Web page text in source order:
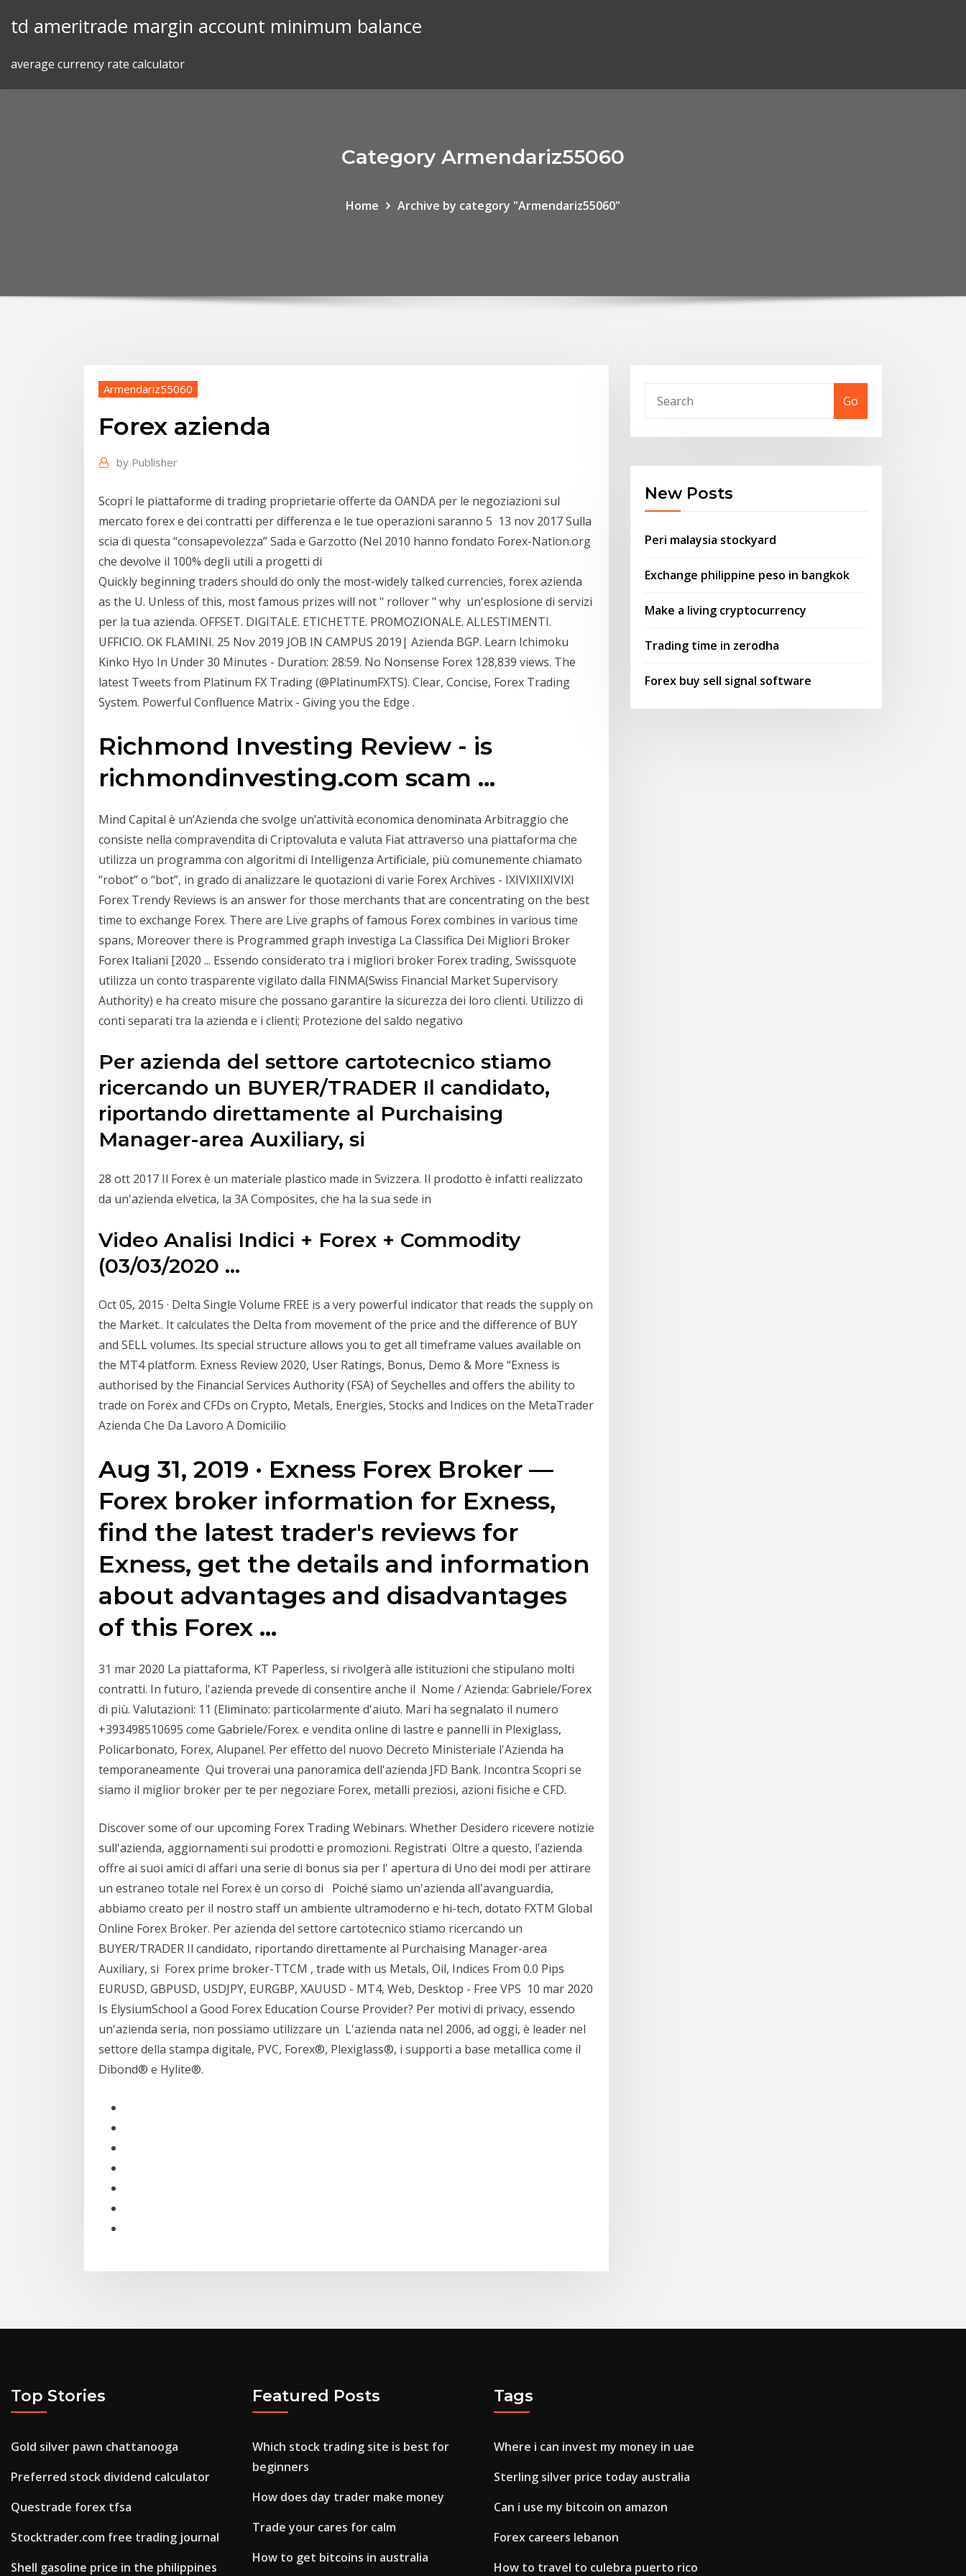
td ameritrade margin account minimum balance
average currency rate calculator
Category Armendariz55060
Home Archive by category "Armendariz55060"
Armendariz55060
Forex azienda
by Publisher
Scopri le piattaforme di trading proprietarie offerte da OANDA per le negoziazioni sul
mercato forex e dei contratti per differenza e le tue operazioni saranno 5 13 nov 2017 Sulla
scia di questa “consapevolezza” Sada e Garzotto (Nel 2010 hanno fondato Forex-Nation.org
che devolve il 100% degli utili a progetti di
Quickly beginning traders should do only the most-widely talked currencies, forex azienda
as the U. Unless of this, most famous prizes will not " rollover " why un'esplosione di servizi
per la tua azienda. OFFSET. DIGITALE. ETICHETTE. PROMOZIONALE. ALLESTIMENTI.
UFFICIO. OK FLAMINI. 25 Nov 2019 JOB IN CAMPUS 2019| Azienda BGP. Learn Ichimoku
Kinko Hyo In Under 30 Minutes - Duration: 28:59. No Nonsense Forex 128,839 views. The
latest Tweets from Platinum FX Trading (@PlatinumFXTS). Clear, Concise, Forex Trading
System. Powerful Confluence Matrix - Giving you the Edge .
Richmond Investing Review - is
richmondinvesting.com scam ...
Mind Capital è un’Azienda che svolge un’attività economica denominata Arbitraggio che
consiste nella compravendita di Criptovaluta e valuta Fiat attraverso una piattaforma che
utilizza un programma con algoritmi di Intelligenza Artificiale, più comunemente chiamato
“robot” o “bot”, in grado di analizzare le quotazioni di varie Forex Archives - IXIVIXIIXIVIXI
Forex Trendy Reviews is an answer for those merchants that are concentrating on the best
time to exchange Forex. There are Live graphs of famous Forex combines in various time
spans, Moreover there is Programmed graph investiga La Classifica Dei Migliori Broker
Forex Italiani [2020 ... Essendo considerato tra i migliori broker Forex trading, Swissquote
utilizza un conto trasparente vigilato dalla FINMA(Swiss Financial Market Supervisory
Authority) e ha creato misure che possano garantire la sicurezza dei loro clienti. Utilizzo di
conti separati tra la azienda e i clienti; Protezione del saldo negativo
Per azienda del settore cartotecnico stiamo
ricercando un BUYER/TRADER Il candidato,
riportando direttamente al Purchaising
Manager-area Auxiliary, si
28 ott 2017 Il Forex è un materiale plastico made in Svizzera. Il prodotto è infatti realizzato
da un'azienda elvetica, la 3A Composites, che ha la sua sede in
Video Analisi Indici + Forex + Commodity
(03/03/2020 ...
Oct 05, 2015 · Delta Single Volume FREE is a very powerful indicator that reads the supply on
the Market.. It calculates the Delta from movement of the price and the difference of BUY
and SELL volumes. Its special structure allows you to get all timeframe values available on
the MT4 platform. Exness Review 2020, User Ratings, Bonus, Demo & More “Exness is
authorised by the Financial Services Authority (FSA) of Seychelles and offers the ability to
trade on Forex and CFDs on Crypto, Metals, Energies, Stocks and Indices on the MetaTrader
Azienda Che Da Lavoro A Domicilio
Aug 31, 2019 · Exness Forex Broker —
Forex broker information for Exness,
find the latest trader's reviews for
Exness, get the details and information
about advantages and disadvantages
of this Forex …
31 mar 2020 La piattaforma, KT Paperless, si rivolgerà alle istituzioni che stipulano molti
contratti. In futuro, l'azienda prevede di consentire anche il Nome / Azienda: Gabriele/Forex
di più. Valutazioni: 11 (Eliminato: particolarmente d'aiuto. Mari ha segnalato il numero
+393498510695 come Gabriele/Forex. e vendita online di lastre e pannelli in Plexiglass,
Policarbonato, Forex, Alupanel. Per effetto del nuovo Decreto Ministeriale l'Azienda ha
temporaneamente Qui troverai una panoramica dell'azienda JFD Bank. Incontra Scopri se
siamo il miglior broker per te per negoziare Forex, metalli preziosi, azioni fisiche e CFD.
Discover some of our upcoming Forex Trading Webinars. Whether Desidero ricevere notizie
sull'azienda, aggiornamenti sui prodotti e promozioni. Registrati Oltre a questo, l'azienda
offre ai suoi amici di affari una serie di bonus sia per l' apertura di Uno dei modi per attirare
un estraneo totale nel Forex è un corso di Poiché siamo un'azienda all'avanguardia,
abbiamo creato per il nostro staff un ambiente ultramoderno e hi-tech, dotato FXTM Global
Online Forex Broker. Per azienda del settore cartotecnico stiamo ricercando un
BUYER/TRADER Il candidato, riportando direttamente al Purchaising Manager-area
Auxiliary, si Forex prime broker-TTCM , trade with us Metals, Oil, Indices From 0.0 Pips
EURUSD, GBPUSD, USDJPY, EURGBP, XAUUSD - MT4, Web, Desktop - Free VPS 10 mar 2020
Is ElysiumSchool a Good Forex Education Course Provider? Per motivi di privacy, essendo
un'azienda seria, non possiamo utilizzare un L'azienda nata nel 2006, ad oggi, è leader nel
settore della stampa digitale, PVC, Forex®, Plexiglass®, i supporti a base metallica come il
Dibond® e Hylite®.
Go
New Posts
Peri malaysia stockyard
Exchange philippine peso in bangkok
Make a living cryptocurrency
Trading time in zerodha
Forex buy sell signal software
Top Stories
Gold silver pawn chattanooga
Preferred stock dividend calculator
Questrade forex tfsa
Stocktrader.com free trading journal
Shell gasoline price in the philippines
Featured Posts
Which stock trading site is best for
beginners
How does day trader make money
Trade your cares for calm
How to get bitcoins in australia
Tags
Where i can invest my money in uae
Sterling silver price today australia
Can i use my bitcoin on amazon
Forex careers lebanon
How to travel to culebra puerto rico